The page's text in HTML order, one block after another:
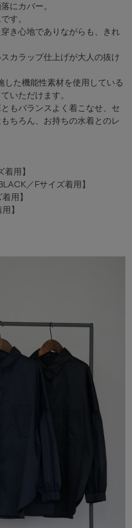
にカバー。
す。
き心地でありながらも、きれ
カラップ仕上げが大人の抜け
した機能性素材を使用している
いただけます。
もバランスよく着こなせ、セ
ちろん、お持ちの水着とのレ
用】
／Fサイズ着用】
用】
】